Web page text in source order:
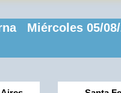
Miércoles 05/